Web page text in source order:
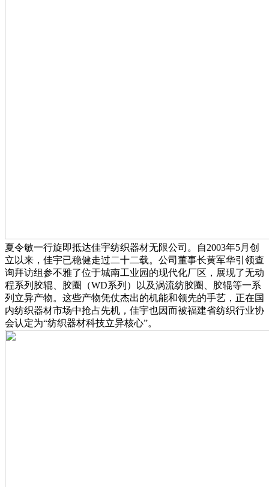
夏令敏一行旋即抵达佳宇纺织器材无限公司。自2003年5月创
立以来，佳宇已稳健走过二十二载。公司董事长黄军华引领查
询拜访组参不雅了位于城南工业园的现代化厂区，展现了无动
程系列胶辊、胶圈（WD系列）以及涡流纺胶圈、胶辊等一系
列立异产物。这些产物凭仗杰出的机能和领先的手艺，正在国
内纺织器材市场中抢占先机，佳宇也因而被福建省纺织行业协
会认定为“纺织器材科技立异核心”。